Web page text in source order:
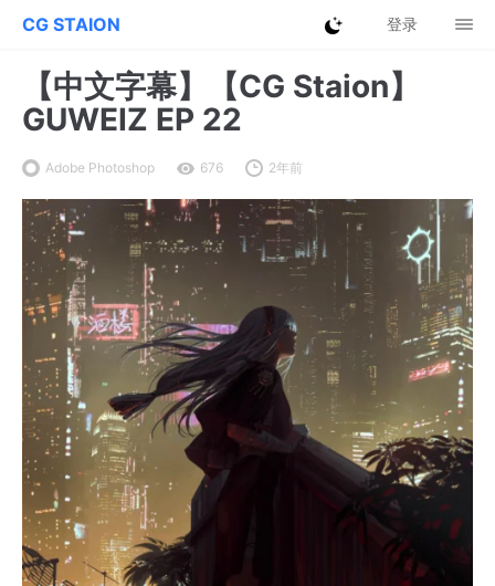
CG STAION 登录
【中文字幕】【CG Staion】
GUWEIZ EP 22
Adobe Photoshop 676 2年前